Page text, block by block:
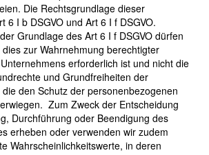
Die Rechtsgrundlage dieser
6 I b DSGVO und Art 6 I f DSGVO.
Grundlage des Art 6 I f DSGVO dürfen
zur Wahrnehmung berechtigter
erforderlich ist und nicht die
und Grundfreiheiten der
den Schutz der personenbezogenen
Zum Zweck der Entscheidung
Durchführung oder Beendigung des
erheben oder verwenden wir zudem
Wahrscheinlichkeitswerte, in deren